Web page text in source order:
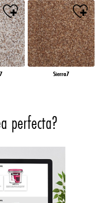
Sierra7
perfecta?